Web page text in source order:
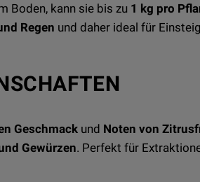
Boden, kann sie bis zu 1 kg pro
Regen und daher ideal für
Geschmack und Noten von
Gewürzen. Perfekt für